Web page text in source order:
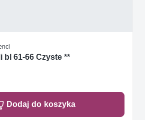
bl 61-66 Czyste **
Dodaj do koszyka